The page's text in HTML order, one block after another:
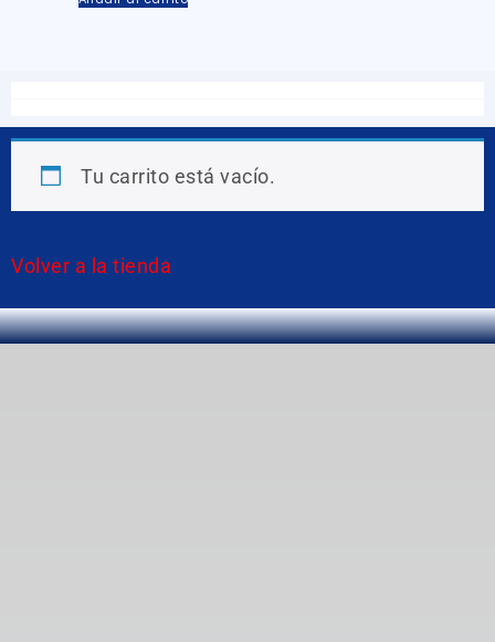
Tu carrito está vacío.
Volver a la tienda